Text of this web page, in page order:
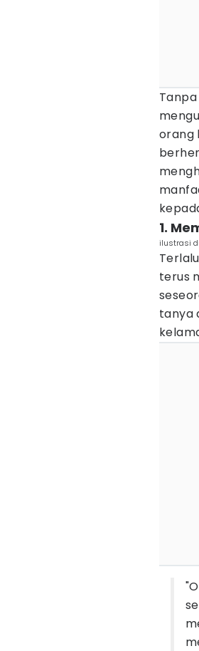
orang
1.
ilustrasi
terus
tanya